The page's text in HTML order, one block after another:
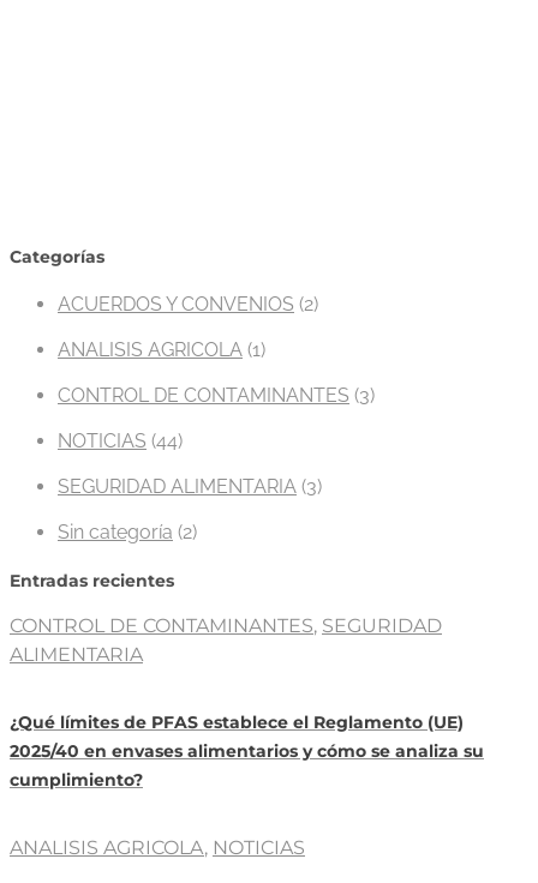
Categorías
ACUERDOS Y CONVENIOS (2)
ANALISIS AGRICOLA (1)
CONTROL DE CONTAMINANTES (3)
NOTICIAS (44)
SEGURIDAD ALIMENTARIA (3)
Sin categoría (2)
Entradas recientes
CONTROL DE CONTAMINANTES, SEGURIDAD
ALIMENTARIA
¿Qué límites de PFAS establece el Reglamento (UE)
2025/40 en envases alimentarios y cómo se analiza su
cumplimiento?
ANALISIS AGRICOLA, NOTICIAS